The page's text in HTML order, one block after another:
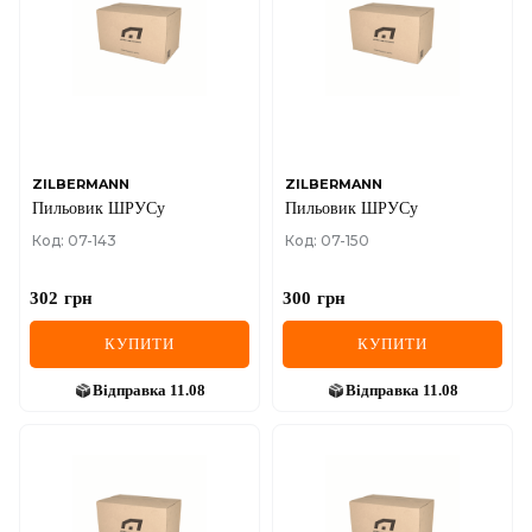
IVECO
LANCIA
LEXUS
LINCOLN
ZILBERMANN
Пильовик ШРУСу
Код: 07-143
302 грн
КУПИТИ
Відправка 11.08
ZILBERMANN
Пильовик ШРУСу
Код: 07-150
300 грн
КУПИТИ
Відправка 11.08